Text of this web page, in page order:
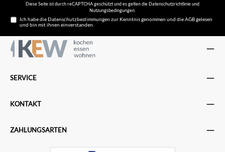
Diese Seite ist durch reCAPTCHA geschützt und es gelten dieDatenschutzrichtlinieund
Nutzungsbedingungen
Ich habe dieDatenschutzbestimmungen zur Kenntnis genommen und dieAGBgelesen
und bin mit ihnen einverstanden.
SERVICE
KONTAKT
ZAHLUNGSARTEN